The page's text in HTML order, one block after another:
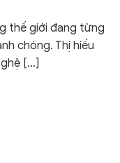
thế giới đang từng
chóng. Thị hiếu
[…]